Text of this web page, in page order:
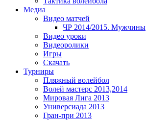
Медиа
Видео матчей
ЧР 2014/2015. Мужчины
Видео уроки
Видеоролики
Игры
Скачать
Турниры
Пляжный волейбол
Волей мастерс 2013,2014
Мировая Лига 2013
Универсиада 2013
Гран-при 2013